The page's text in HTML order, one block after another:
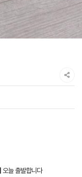
오늘 출발합니다